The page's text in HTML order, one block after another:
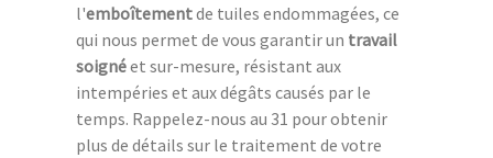
l'emboîtementde tuiles endommagées, ce
qui nous permet de vous garantir un travail
soignéet sur-mesure, résistant aux
intempéries et aux dégâts causés par le
temps. Rappelez-nous au 31 pour obtenir
plus de détails sur le traitement de votre